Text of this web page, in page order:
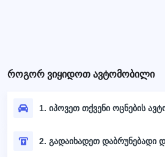
როგორ ვიყიდოთ ავტომობილი
1. იპოვეთ თქვენი ოცნების
2. გადაიხადეთ დაბრუნებადი